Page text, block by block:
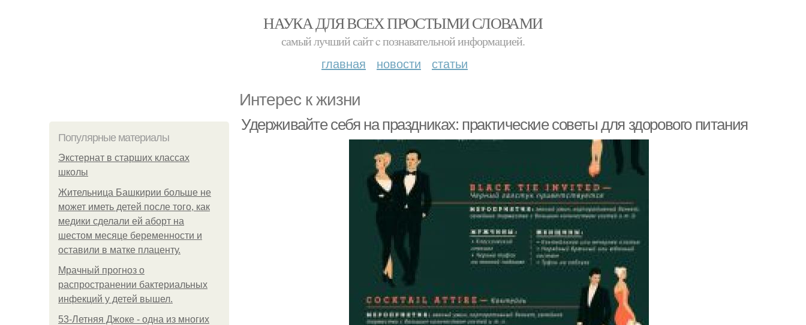
НАУКА ДЛЯ ВСЕХ ПРОСТЫМИ СЛОВАМИ
самый лучший сайт c познавательной информацией.
главная новости статьи
Интерес к жизни
Популярные материалы
Экстернат в старших классах
школы
Жительница Башкирии больше не
может иметь детей после того, как
медики сделали ей аборт на
шестом месяце беременности и
оставили в матке плаценту.
Мрачный прогноз о
распространении бактериальных
инфекций у детей вышел.
53-Летняя Джоке - одна из многих
Удерживайте себя на праздниках: практические советы для здорового питания